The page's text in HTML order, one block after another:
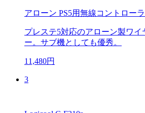
アローン PS5用無線コントロー
プレステ5対応のアローン製ワイ
ー。サブ機としても優秀。
11,480円
3